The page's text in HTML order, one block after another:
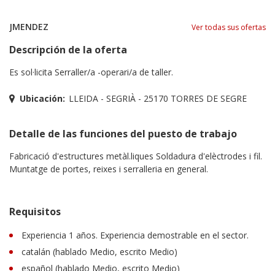
JMENDEZ Ver todas sus ofertas
Descripción de la oferta
Es sol·licita Serraller/a -operari/a de taller.
Ubicación: LLEIDA - SEGRIÀ - 25170 TORRES DE SEGRE
Detalle de las funciones del puesto de trabajo
Fabricació d'estructures metàl.liques Soldadura d'elèctrodes i fil.
Muntatge de portes, reixes i serralleria en general.
Requisitos
Experiencia 1 años. Experiencia demostrable en el sector.
catalán (hablado Medio, escrito Medio)
español (hablado Medio, escrito Medio)